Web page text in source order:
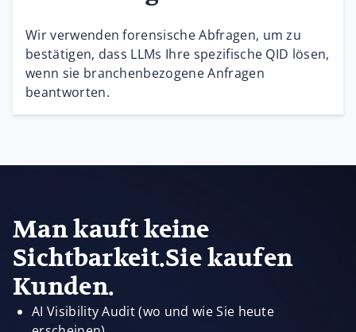
Wir verwenden forensische Abfragen, um zu
bestätigen, dass LLMs Ihre spezifische QID lösen,
wenn sie branchenbezogene Anfragen
beantworten.
Man kauft keine
Sichtbarkeit.Sie kaufen
Kunden.
AI Visibility Audit (wo und wie Sie heute